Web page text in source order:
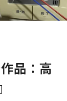
品：高